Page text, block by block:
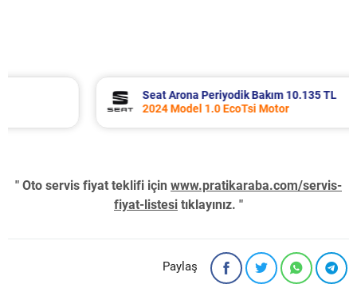
Seat Arona Periyodik Bakım 10.135 TL
2024 Model 1.0 EcoTsi Motor
" Oto servis fiyat teklifi için www.pratikaraba.com/servis-
fiyat-listesi tıklayınız. "
Paylaş